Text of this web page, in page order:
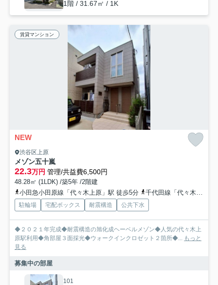
1階 / 31.67㎡ / 1K
賃貸マンション
NEW
渋谷区上原
メゾン五十嵐
22.3万円 管理/共益費6,500円
48.28㎡ (1LDK) /築5年 /2階建
小田急小田原線「代々木上原」駅 徒歩5分
千代田線「代々木上原」駅 徒歩5分
駐輪場 宅配ボックス 耐震構造 公共下水
◆２０２１年完成◆耐震構造の旭化成ヘーベルメゾン◆人気の代々木上
原駅利用◆角部屋３面採光◆ウォークインクロゼット２箇所◆... もっと
見る
募集中の部屋
101